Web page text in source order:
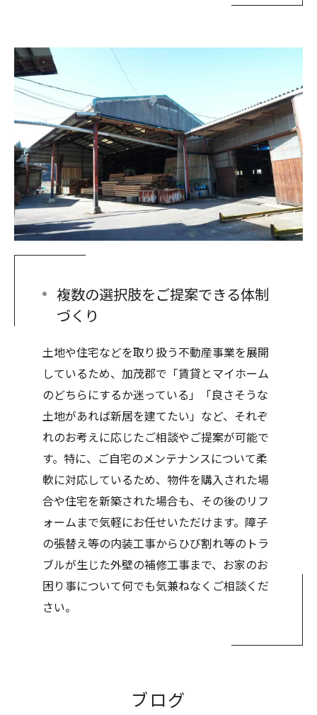
複数の選択肢をご提案できる体制
づくり
土地や住宅などを取り扱う不動産事業を展開
しているため、加茂郡で「賃貸とマイホーム
のどちらにするか迷っている」「良さそうな
土地があれば新居を建てたい」など、それぞ
れのお考えに応じたご相談やご提案が可能で
す。特に、ご自宅のメンテナンスについて柔
軟に対応しているため、物件を購入された場
合や住宅を新築された場合も、その後のリフ
ォームまで気軽にお任せいただけます。障子
の張替え等の内装工事からひび割れ等のトラ
ブルが生じた外壁の補修工事まで、お家のお
困り事について何でも気兼ねなくご相談くだ
さい。
ブログ